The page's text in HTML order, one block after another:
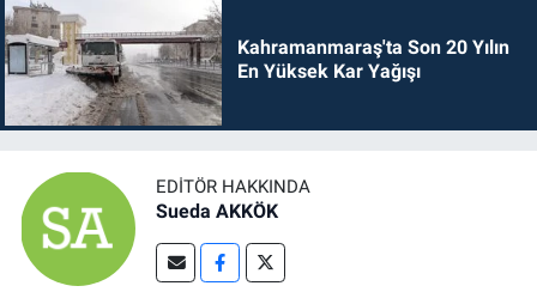
Kahramanmaraş'ta Son 20 Yılın
En Yüksek Kar Yağışı
EDITÖR HAKKINDA
Sueda AKKÖK